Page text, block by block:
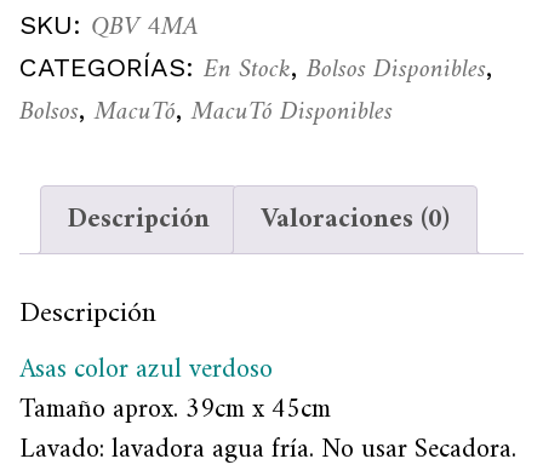
SKU: QBV 4MA
CATEGORÍAS: En Stock, Bolsos Disponibles,
Bolsos,MacuTó,MacuTó Disponibles
Descripción Valoraciones (0)
Descripción
Asas color azul verdoso
Tamaño aprox. 39cm x 45cm
Lavado: lavadora agua fría. No usar Secadora.